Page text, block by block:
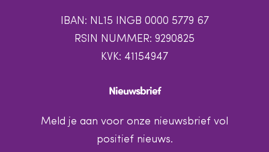
IBAN: NL15 INGB 0000 5779 67
RSIN NUMMER: 9290825
KVK: 41154947
Nieuwsbrief
Meld je aan voor onze nieuwsbrief vol
positief nieuws.